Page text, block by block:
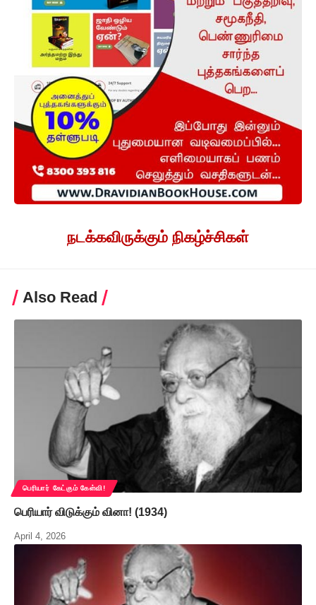
நடக்கவிருக்கும் நிகழ்ச்சிகள்
Also Read
பெரியார் கேட்கும் கேள்வி!
பெரியார் விடுக்கும் வினா! (1934)
April 4, 2026